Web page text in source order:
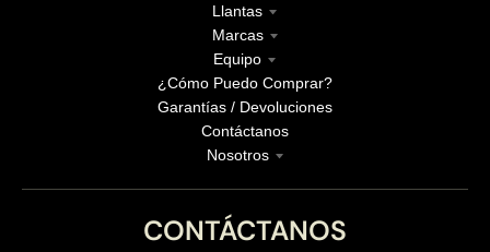
Llantas
Marcas
Equipo
¿Cómo Puedo Comprar?
Garantías / Devoluciones
Contáctanos
Nosotros
CONTÁCTANOS